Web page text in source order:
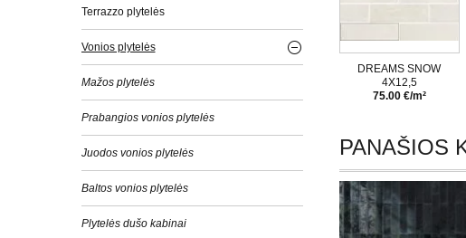
Terrazzo plytelės
Vonios plytelės
Mažos plytelės
Prabangios vonios plytelės
Juodos vonios plytelės
Baltos vonios plytelės
Plytelės dušo kabinai
DREAMS SNOW
4X12,5
75.00 €/m²
PANAŠIOS